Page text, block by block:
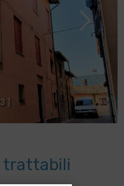
3
trattabili